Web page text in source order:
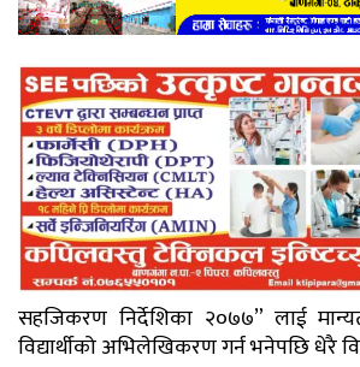
सहजिकरण निर्देशिका २०७७” लाई
विद्यार्थीको अभिलेखिकरण गर्न भनेपछि धेरै